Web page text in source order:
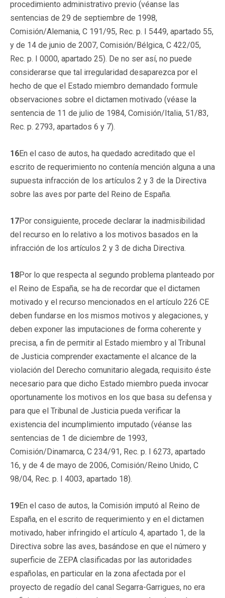
procedimiento administrativo previo (véanse las
sentencias de 29 de septiembre de 1998,
Comisión/Alemania, C 191/95, Rec. p. I 5449, apartado 55,
y de 14 de junio de 2007, Comisión/Bélgica, C 422/05,
Rec. p. I 0000, apartado 25). De no ser así, no puede
considerarse que tal irregularidad desaparezca por el
hecho de que el Estado miembro demandado formule
observaciones sobre el dictamen motivado (véase la
sentencia de 11 de julio de 1984, Comisión/Italia, 51/83,
Rec. p. 2793, apartados 6 y 7).
16En el caso de autos, ha quedado acreditado que el
escrito de requerimiento no contenía mención alguna a una
supuesta infracción de los artículos 2 y 3 de la Directiva
sobre las aves por parte del Reino de España.
17Por consiguiente, procede declarar la inadmisibilidad
del recurso en lo relativo a los motivos basados en la
infracción de los artículos 2 y 3 de dicha Directiva.
18Por lo que respecta al segundo problema planteado por
el Reino de España, se ha de recordar que el dictamen
motivado y el recurso mencionados en el artículo 226 CE
deben fundarse en los mismos motivos y alegaciones, y
deben exponer las imputaciones de forma coherente y
precisa, a fin de permitir al Estado miembro y al Tribunal
de Justicia comprender exactamente el alcance de la
violación del Derecho comunitario alegada, requisito éste
necesario para que dicho Estado miembro pueda invocar
oportunamente los motivos en los que basa su defensa y
para que el Tribunal de Justicia pueda verificar la
existencia del incumplimiento imputado (véanse las
sentencias de 1 de diciembre de 1993,
Comisión/Dinamarca, C 234/91, Rec. p. I 6273, apartado
16, y de 4 de mayo de 2006, Comisión/Reino Unido, C
98/04, Rec. p. I 4003, apartado 18).
19En el caso de autos, la Comisión imputó al Reino de
España, en el escrito de requerimiento y en el dictamen
motivado, haber infringido el artículo 4, apartado 1, de la
Directiva sobre las aves, basándose en que el número y
superficie de ZEPA clasificadas por las autoridades
españolas, en particular en la zona afectada por el
proyecto de regadío del canal Segarra-Garrigues, no era